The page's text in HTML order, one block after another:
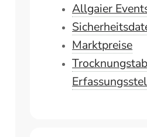
Allgaier
Marktpreise